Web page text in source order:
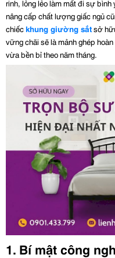
rinh, lỏng lẻo làm mất đi sự
nâng cấp chất lượng giấc ngủ
chiếc khung giường sắt sở
vững chãi sẽ là mảnh ghép
vừa bền bỉ theo năm tháng.
1. Bí mật công